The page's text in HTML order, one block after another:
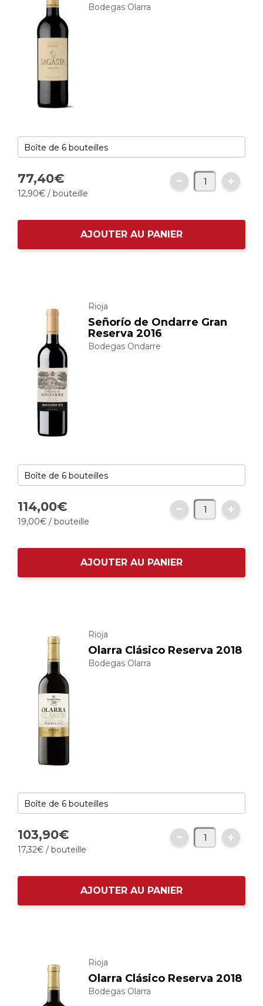
Bodegas Olarra
77,40€
12,90€ / bouteille
AJOUTER AU PANIER
Rioja
Señorío de Ondarre Gran
Reserva 2016
Bodegas Ondarre
114,00€
19,00€ / bouteille
AJOUTER AU PANIER
Rioja
Olarra Clásico Reserva 2018
Bodegas Olarra
103,90€
17,32€ / bouteille
AJOUTER AU PANIER
Rioja
Olarra Clásico Reserva 2018
Bodegas Olarra